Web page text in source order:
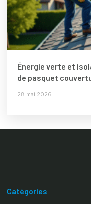
Énergie verte et
de pasquet
28 mai 2026
Catégories